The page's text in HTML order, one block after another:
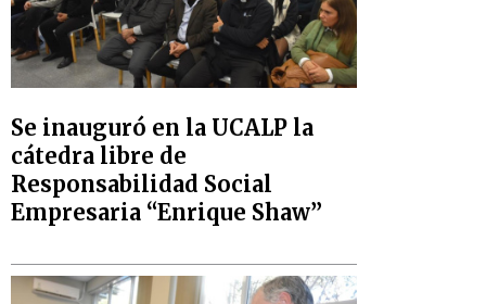
Se inauguró en la UCALP la
cátedra libre de
Responsabilidad Social
Empresaria “Enrique Shaw”